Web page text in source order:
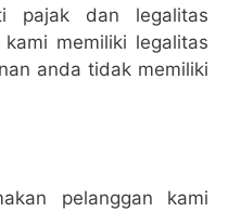
pajak dan legalitas
memiliki legalitas
anda tidak memiliki
pelanggan kami